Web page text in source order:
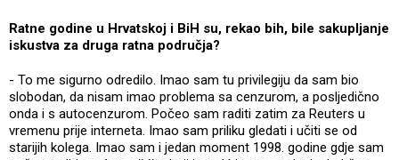
Ratne godine u Hrvatskoj i BiH su, rekao bih, bile sakupljanje
iskustva za druga ratna područja?
- To me sigurno odredilo. Imao sam tu privilegiju da sam bio
slobodan, da nisam imao problema sa cenzurom, a posljedično
onda i s autocenzurom. Počeo sam raditi zatim za Reuters u
vremenu prije interneta. Imao sam priliku gledati i učiti se od
starijih kolega. Imao sam i jedan moment 1998. godine gdje sam